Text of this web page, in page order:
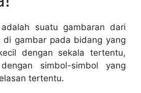
suatu gambaran dari
di gambar pada bidang yang
dengan sekala tertentu,
simbol-simbol yang
tertentu.